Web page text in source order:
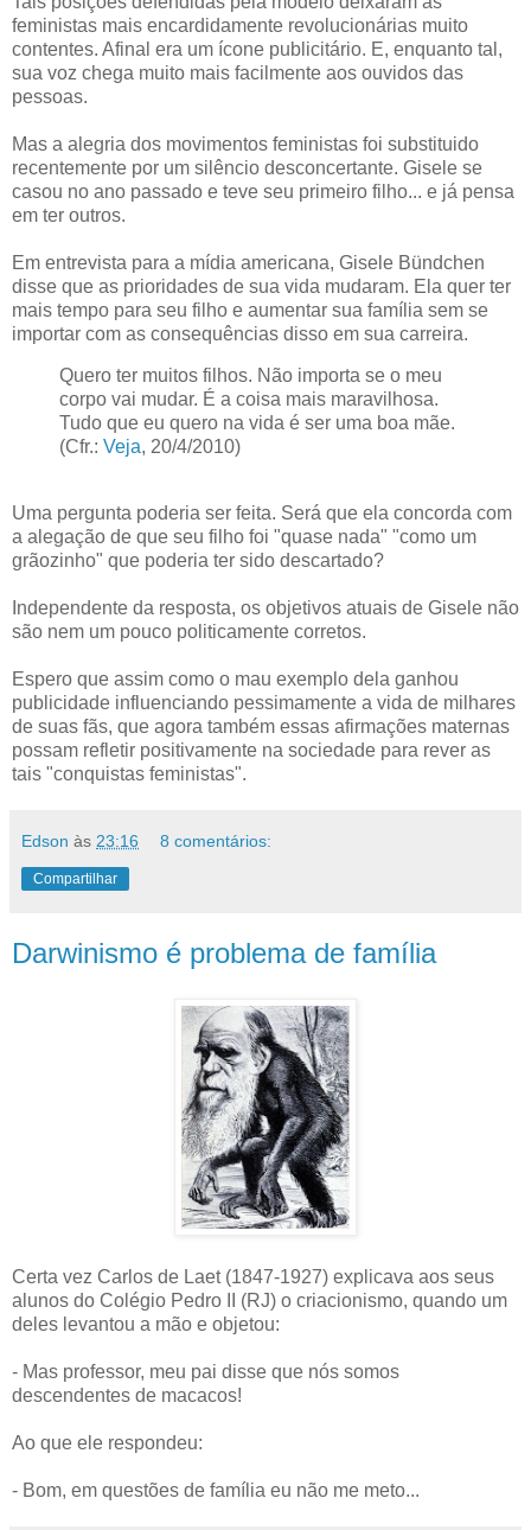
feministas mais encardidamente revolucionárias muito
contentes. Afinal era um ícone publicitário. E, enquanto tal,
sua voz chega muito mais facilmente aos ouvidos das
pessoas.
Mas a alegria dos movimentos feministas foi substituido
recentemente por um silêncio desconcertante. Gisele se
casou no ano passado e teve seu primeiro filho... e já pensa
em ter outros.
Em entrevista para a mídia americana, Gisele Bündchen
disse que as prioridades de sua vida mudaram. Ela quer ter
mais tempo para seu filho e aumentar sua família sem se
importar com as consequências disso em sua carreira.
Quero ter muitos filhos. Não importa se o meu
corpo vai mudar. É a coisa mais maravilhosa.
Tudo que eu quero na vida é ser uma boa mãe.
(Cfr.: Veja, 20/4/2010)
Uma pergunta poderia ser feita. Será que ela concorda com
a alegação de que seu filho foi "quase nada" "como um
grãozinho" que poderia ter sido descartado?
Independente da resposta, os objetivos atuais de Gisele não
são nem um pouco politicamente corretos.
Espero que assim como o mau exemplo dela ganhou
publicidade influenciando pessimamente a vida de milhares
de suas fãs, que agora também essas afirmações maternas
possam refletir positivamente na sociedade para rever as
tais "conquistas feministas".
Edson às 23:16 8 comentários:
Compartilhar
Darwinismo é problema de família
Certa vez Carlos de Laet (1847-1927) explicava aos seus
alunos do Colégio Pedro II (RJ) o criacionismo, quando um
deles levantou a mão e objetou:
- Mas professor, meu pai disse que nós somos
descendentes de macacos!
Ao que ele respondeu:
- Bom, em questões de família eu não me meto...